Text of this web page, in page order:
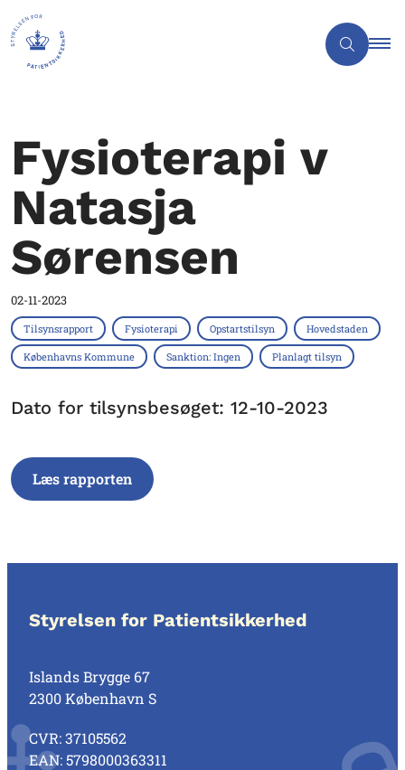
Fysioterapi v
Natasja
Sørensen
02-11-2023
Tilsynsrapport Fysioterapi Opstartstilsyn Hovedstaden
Københavns Kommune Sanktion: Ingen Planlagt tilsyn
Dato for tilsynsbesøget: 12-10-2023
Læs rapporten
Styrelsen for Patientsikkerhed
Islands Brygge 67
2300 København S
CVR: 37105562
EAN: 5798000363311